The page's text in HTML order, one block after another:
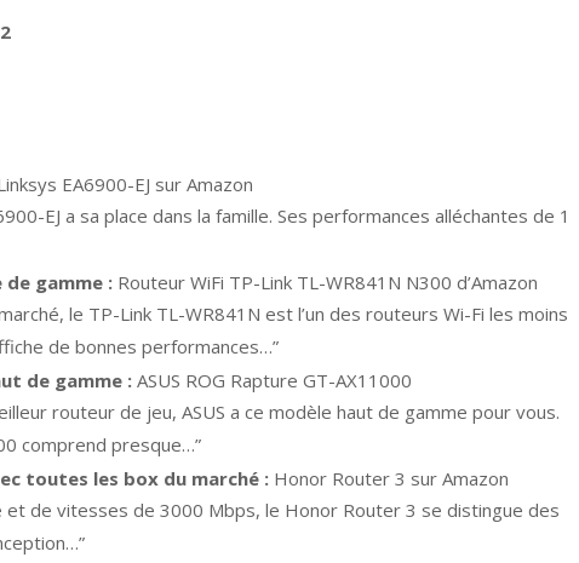
EA6900-EJ sur Amazon
EJ a sa place dans la famille. Ses performances alléchantes de 1
de gamme : Routeur WiFi TP-Link TL-WR841N N300 d’Amazon
le TP-Link TL-WR841N est l’un des routeurs Wi-Fi les moins
de bonnes performances…”
de gamme : ASUS ROG Rapture GT-AX11000
routeur de jeu, ASUS a ce modèle haut de gamme pour vous.
comprend presque…”
toutes les box du marché : Honor Router 3 sur Amazon
et de vitesses de 3000 Mbps, le Honor Router 3 se distingue des